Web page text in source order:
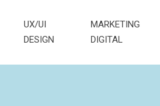
UX/UI
DESIGN
MARKETING
DIGITAL